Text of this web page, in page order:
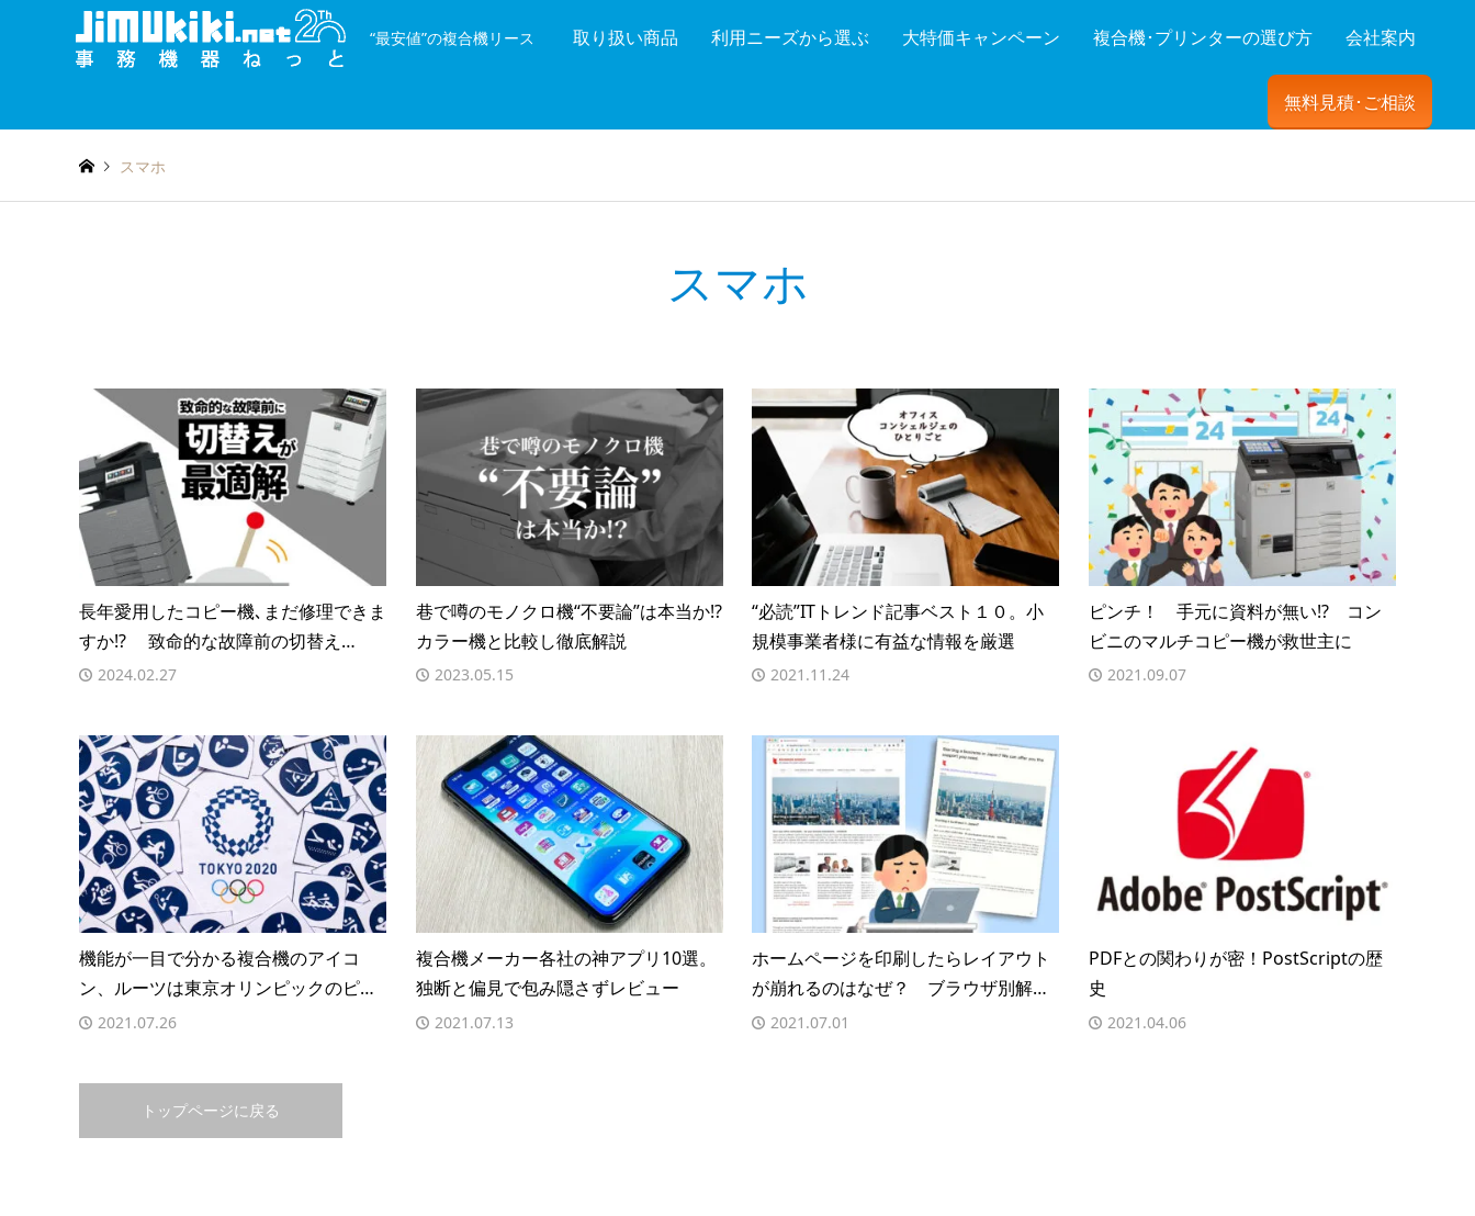
“最安値”の複合機リース 取り扱い商品 利用ニーズから選ぶ 大特価キャンペーン 複合機･プリンターの選び方 会社案内
無料見積･ご相談
スマホ
スマホ
長年愛用したコピー機､まだ修理できま
すか!? 致命的な故障前の切替え…
2024.02.27
巷で噂のモノクロ機“不要論”は本当か!?
カラー機と比較し徹底解説
2023.05.15
“必読”ITトレンド記事ベスト１０。小
規模事業者様に有益な情報を厳選
2021.11.24
ピンチ！ 手元に資料が無い!? コン
ビニのマルチコピー機が救世主に
2021.09.07
機能が一目で分かる複合機のアイコ
ン、ルーツは東京オリンピックのピ…
2021.07.26
複合機メーカー各社の神アプリ10選。
独断と偏見で包み隠さずレビュー
2021.07.13
ホームページを印刷したらレイアウト
が崩れるのはなぜ？ ブラウザ別解…
2021.07.01
PDFとの関わりが密！PostScriptの歴
史
2021.04.06
トップページに戻る